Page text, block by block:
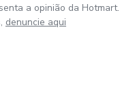
a opinião da Hotmart.
denuncie aqui